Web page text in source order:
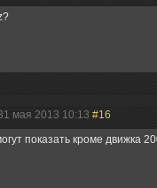
мая 2013 10:13 #16
показать кроме движка